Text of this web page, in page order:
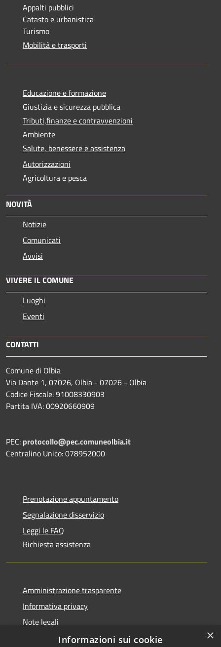
Appalti pubblici
Catasto e urbanistica
Turismo
Mobilità e trasporti
Educazione e formazione
Giustizia e sicurezza pubblica
Tributi,finanze e contravvenzioni
Ambiente
Salute, benessere e assistenza
Autorizzazioni
Agricoltura e pesca
NOVITÀ
Notizie
Comunicati
Avvisi
VIVERE IL COMUNE
Luoghi
Eventi
CONTATTI
Comune di Olbia
Via Dante 1, 07026, Olbia - 07026 - Olbia
Codice Fiscale: 91008330903
Partita IVA: 00920660909
PEC: protocollo@pec.comuneolbia.it
Centralino Unico: 078952000
Prenotazione appuntamento
Segnalazione disservizio
Leggi le FAQ
Richiesta assistenza
Amministrazione trasparente
Informativa privacy
Note legali
Dichiarazione di accessibilità
×
Informazioni sui cookie